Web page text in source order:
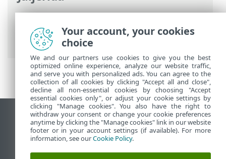
ESET-i veebispikker>ESET Endpoint
Antivirus
>Täpsem häälestus>
Teavitused> Rakenduste olekud
Vaata tavaarvutile mõeldud veebilehte
End of Life
ESET-i teabebaas
Your account, your cookies
choice
We and our partners use cookies to give you the best
optimized online experience, analyze our website traffic,
and serve you with personalized ads. You can agree to the
collection of all cookies by clicking "Accept all and close",
decline all non-essential cookies by choosing "Accept
essential cookies only", or adjust your cookie settings by
clicking "Manage cookies". You also have the right to
withdraw your consent or change your cookie preferences
anytime by clicking the "Manage cookies" link in our website
footer or in your account settings (if available). For more
information, see ourCookie Policy.